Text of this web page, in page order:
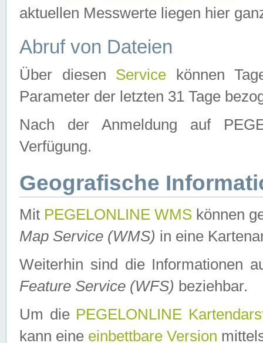
aktuellen Messwerte liegen hier
Abruf von Dateien
Über diesen Service können
Parameter der letzten 31 Tage
Nach der Anmeldung auf
Verfügung.
Geografische
Mit PEGELONLINE WMS können
Map Service (WMS) in eine
Weiterhin sind die Informationen
Feature Service (WFS) beziehbar.
Um die PEGELONLINE
kann eine einbettbare Version